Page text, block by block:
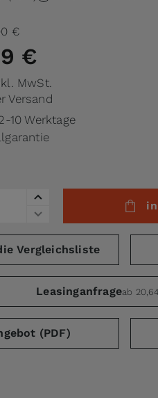
€
€
MwSt.
Versand
10 Werktage
Vergleichsliste
(PDF)
Leasinganfrageab